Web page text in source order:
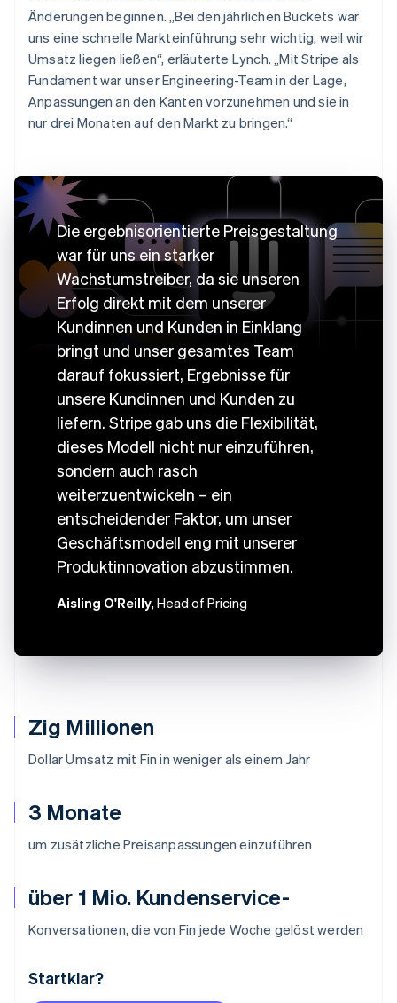
Zig Millionen
Dollar Umsatz mit Fin in weniger als einem Jahr
3 Monate
um zusätzliche Preisanpassungen einzuführen
über 1 Mio. Kundenservice-
Konversationen, die von Fin jede Woche gelöst werden
Startklar?
Änderungen beginnen. „Bei den jährlichen Buckets war
uns eine schnelle Markteinführung sehr wichtig, weil wir
Umsatz liegen ließen“, erläuterte Lynch. „Mit Stripe als
Fundament war unser Engineering-Team in der Lage,
Anpassungen an den Kanten vorzunehmen und sie in
nur drei Monaten auf den Markt zu bringen.“
Die ergebnisorientierte Preisgestaltung
war für uns ein starker
Wachstumstreiber, da sie unseren
Erfolg direkt mit dem unserer
Kundinnen und Kunden in Einklang
bringt und unser gesamtes Team
darauf fokussiert, Ergebnisse für
unsere Kundinnen und Kunden zu
liefern. Stripe gab uns die Flexibilität,
dieses Modell nicht nur einzuführen,
sondern auch rasch
weiterzuentwickeln – ein
entscheidender Faktor, um unser
Geschäftsmodell eng mit unserer
Produktinnovation abzustimmen.
Aisling O'Reilly, Head of Pricing
Australien